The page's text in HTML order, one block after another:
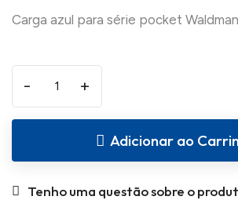
- +
Adicionar ao
Tenho uma questão sobre o